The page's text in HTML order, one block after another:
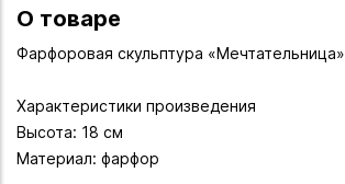
О товаре
Фарфоровая скульптура «Мечтательница»
Характеристики произведения
Высота: 18 см
Материал: фарфор